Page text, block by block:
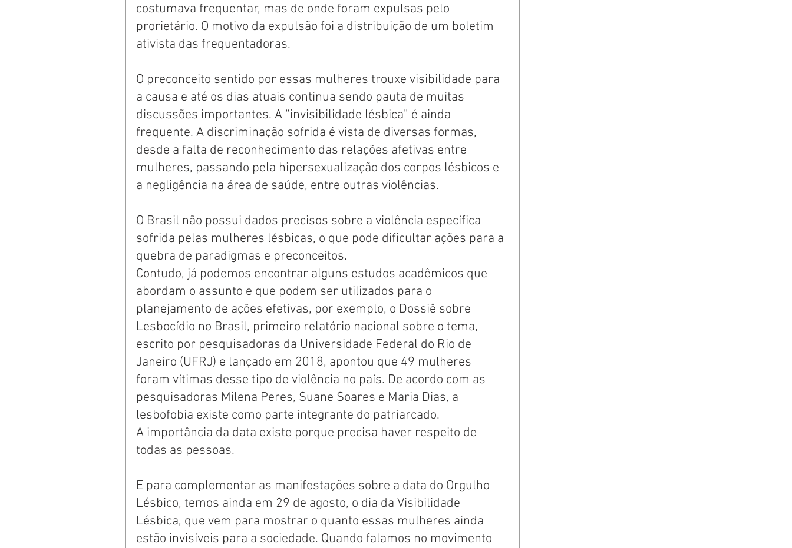
costumava frequentar, mas de onde foram expulsas pelo
prorietário. O motivo da expulsão foi a distribuição de um boletim
ativista das frequentadoras.
O preconceito sentido por essas mulheres trouxe visibilidade para
a causa e até os dias atuais continua sendo pauta de muitas
discussões importantes. A “invisibilidade lésbica” é ainda
frequente. A discriminação sofrida é vista de diversas formas,
desde a falta de reconhecimento das relações afetivas entre
mulheres, passando pela hipersexualização dos corpos lésbicos e
a negligência na área de saúde, entre outras violências.
O Brasil não possui dados precisos sobre a violência específica
sofrida pelas mulheres lésbicas, o que pode dificultar ações para a
quebra de paradigmas e preconceitos.
Contudo, já podemos encontrar alguns estudos acadêmicos que
abordam o assunto e que podem ser utilizados para o
planejamento de ações efetivas, por exemplo, o Dossiê sobre
Lesbocídio no Brasil, primeiro relatório nacional sobre o tema,
escrito por pesquisadoras da Universidade Federal do Rio de
Janeiro (UFRJ) e lançado em 2018, apontou que 49 mulheres
foram vítimas desse tipo de violência no país. De acordo com as
pesquisadoras Milena Peres, Suane Soares e Maria Dias, a
lesbofobia existe como parte integrante do patriarcado.
A importância da data existe porque precisa haver respeito de
todas as pessoas.
E para complementar as manifestações sobre a data do Orgulho
Lésbico, temos ainda em 29 de agosto, o dia da Visibilidade
Lésbica, que vem para mostrar o quanto essas mulheres ainda
estão invisíveis para a sociedade. Quando falamos no movimento